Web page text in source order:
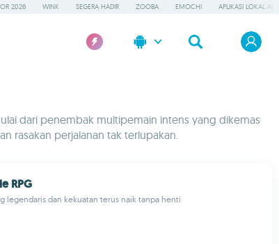
2026 WINK SEGERA HADIR ZOOBA EMOCHI APLIKASI LOKAL AI
dari penembak multipemain intens yang dikemas
rasakan perjalanan tak terlupakan.
RPG
legendaris dan kekuatan terus naik tanpa henti